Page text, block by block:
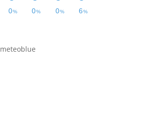
meteoblue